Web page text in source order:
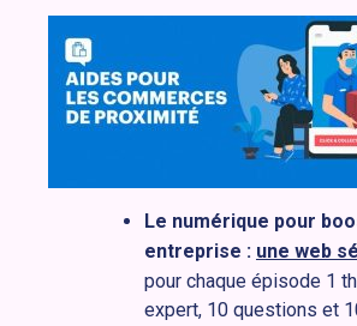
Le numérique pour
entreprise : une web
pour chaque épisode 1
expert, 10 questions et